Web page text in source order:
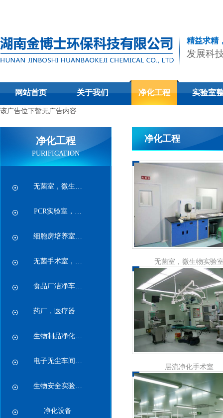
精益求精
发展科
网站首页 关于我们 净化工程 实验室
该广告位下暂无广告内容
净化工程
PURIFICATION
无菌室，微生…
PCR实验室，…
细胞房培养室…
无菌手术室，…
食品厂洁净车…
药厂，医疗器…
生物制品净化…
电子无尘车间…
生物安全实验…
净化设备
净化工程
无菌室，微生物实验
层流净化手术室